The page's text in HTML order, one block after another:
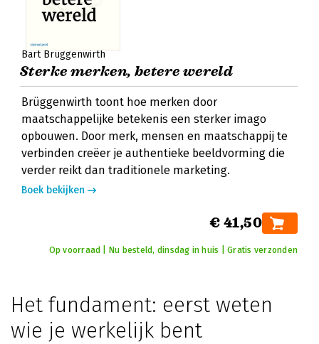
Bart Brüggenwirth
Sterke merken, betere wereld
Brüggenwirth toont hoe merken door
maatschappelijke betekenis een sterker imago
opbouwen. Door merk, mensen en maatschappij te
verbinden creëer je authentieke beeldvorming die
verder reikt dan traditionele marketing.
Boek bekijken
€ 41,50
Op voorraad | Nu besteld, dinsdag in huis | Gratis verzonden
Het fundament: eerst weten
wie je werkelijk bent